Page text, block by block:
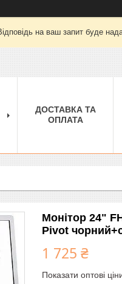
на ваш запит буде
ДОСТАВКА ТА
ОПЛАТА
Монітор 24"
Pivot
1 725 ₴
Показати оптові